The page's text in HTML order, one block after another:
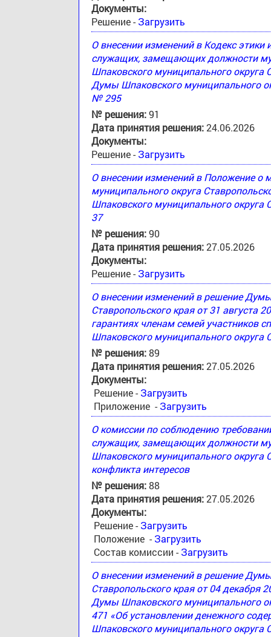
Документы:
Решение - Загрузить
О внесении изменений в Кодекс
служащих, замещающих должности
Шпаковского муниципального
Думы Шпаковского муниципального
№ 295
№ решения:91
Дата принятия решения:24.06.2026
Документы:
Решение - Загрузить
О внесении изменений в Положение
муниципального округа
Шпаковского муниципального округа
37
№ решения:90
Дата принятия решения:27.05.2026
Документы:
Решение - Загрузить
О внесении изменений в решение
Ставропольского края от 31
гарантиях членам семей участников
Шпаковского муниципального округа
№ решения:89
Дата принятия решения:27.05.2026
Документы:
Решение - Загрузить
Приложение - Загрузить
О комиссии по соблюдению
служащих, замещающих должности
Шпаковского муниципального округа
конфликта интересов
№ решения:88
Дата принятия решения:27.05.2026
Документы:
Решение - Загрузить
Положение - Загрузить
Состав комиссии - Загрузить
О внесении изменений в решение
Ставропольского края от 04 декабря
Думы Шпаковского муниципального
471 «Об установлении денежного
Шпаковского муниципального округа